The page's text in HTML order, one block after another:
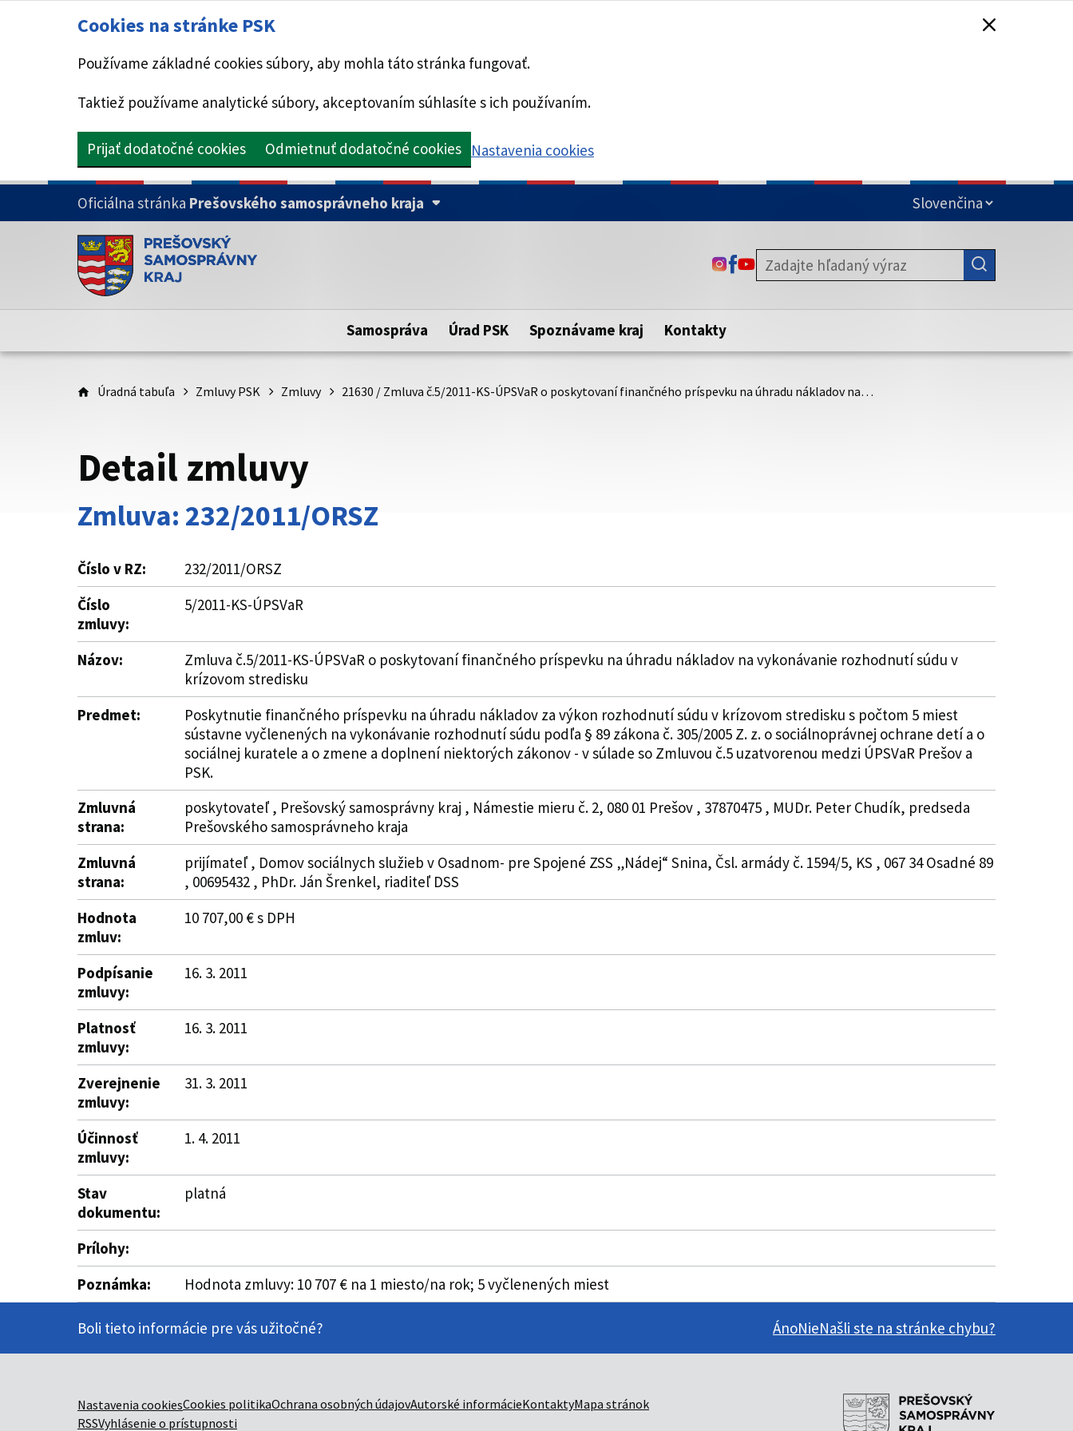
Cookies na stránke PSK
Používame základné cookies súbory, aby mohla táto stránka fungovať.
Taktiež používame analytické súbory, akceptovaním súhlasíte s ich používaním.
Prijať dodatočné cookies Odmietnuť dodatočné cookies Nastavenia cookies
PRESKOČIŤ NA HLAVNÝ OBSAH
Oficiálna stránka Prešovského samosprávneho kraja
Doména psk.sk je oficiálna
Toto je oficiálna webová stránka Prešovského samosprávneho kraja.
Táto stránka je zabezpečená
zabezpečenú webovú stránku. Zabezpečená stránka vždy začína
https:// pred názvom domény webového sídla.
ODKAZ SA OTVORÍ NA NOVEJ KARTE
ODKAZ SA OTVORÍ NA NOVEJ KARTE
ODKAZ SA OTVORÍ NA NOVEJ KARTE
Samospráva Úrad PSK Spoznávame kraj Kontakty
Úradná tabuľa Zmluvy PSK Zmluvy 21630 / Zmluva č.5/2011-KS-ÚPSVaR o poskytovaní finančného príspevku na úhradu nákladov na…
Detail zmluvy
Zmluva: 232/2011/ORSZ
Číslo v RZ:
232/2011/ORSZ
Číslo
zmluvy:
5/2011-KS-ÚPSVaR
Názov:
Zmluva č.5/2011-KS-ÚPSVaR o poskytovaní finančného príspevku na úhradu nákladov na vykonávanie rozhodnutí súdu v
krízovom stredisku
Predmet:
Poskytnutie finančného príspevku na úhradu nákladov za výkon rozhodnutí súdu v krízovom stredisku s počtom 5 miest
sústavne vyčlenených na vykonávanie rozhodnutí súdu podľa § 89 zákona č. 305/2005 Z. z. o sociálnoprávnej ochrane detí a o
sociálnej kuratele a o zmene a doplnení niektorých zákonov - v súlade so Zmluvou č.5 uzatvorenou medzi ÚPSVaR Prešov a
PSK.
Zmluvná
strana:
poskytovateľ , Prešovský samosprávny kraj , Námestie mieru č. 2, 080 01 Prešov , 37870475 , MUDr. Peter Chudík, predseda
Prešovského samosprávneho kraja
Zmluvná
strana:
prijímateľ , Domov sociálnych služieb v Osadnom- pre Spojené ZSS „Nádej“ Snina, Čsl. armády č. 1594/5, KS , 067 34 Osadné 89
, 00695432 , PhDr. Ján Šrenkel, riaditeľ DSS
Hodnota
zmluv:
10 707,00 € s DPH
Podpísanie
zmluvy:
16. 3. 2011
Platnosť
zmluvy:
16. 3. 2011
Zverejnenie
zmluvy:
31. 3. 2011
Účinnosť
zmluvy:
1. 4. 2011
Stav
dokumentu:
platná
Prílohy:
Poznámka:
Hodnota zmluvy: 10 707 € na 1 miesto/na rok; 5 vyčlenených miest
Boli tieto informácie pre vás užitočné? ÁnoNieNašli ste na stránke chybu?
Nastavenia cookiesCookies politikaOchrana osobných údajovAutorské informácieKontaktyMapa stránok
RSSVyhlásenie o prístupnosti